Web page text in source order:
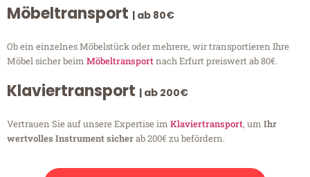
Möbeltransport | ab 80€
Ob ein einzelnes Möbelstück oder mehrere, wir transportieren Ihre
Möbel sicher beim Möbeltransportnach Erfurt preiswert ab 80€.
Klaviertransport | ab 200€
Vertrauen Sie auf unsere Expertise im Klaviertransport, um Ihr
wertvolles Instrument sicherab 200€ zu befördern.